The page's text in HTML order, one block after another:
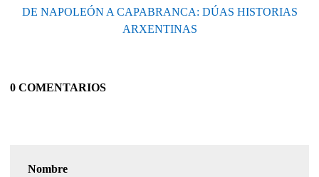
DE NAPOLEÓN A CAPABRANCA: DÚAS HISTORIAS
ARXENTINAS
0 COMENTARIOS
Nombre